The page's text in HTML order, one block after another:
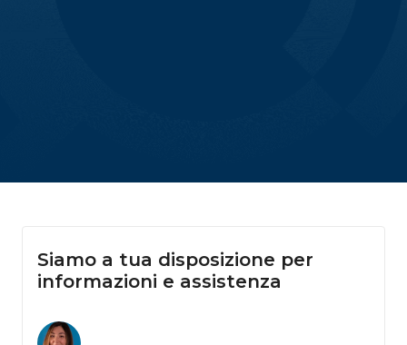
Siamo a tua disposizione per
informazioni e assistenza